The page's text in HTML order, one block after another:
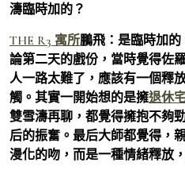
濤臨時加的？
THE R3 寓所鵬飛： 是臨時加
論第二天的戲份，當時覺得佐
人一路太難了，應該有一個釋
觸。其實一開始想的是擁退休
雙雪濤再聊，都覺得擁抱不夠
后的振奮。最后大師都覺得，
漫化的吻，而是一種情緒釋放